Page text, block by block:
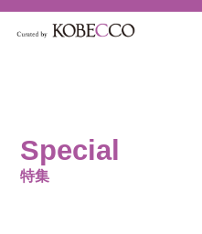
Special
特集